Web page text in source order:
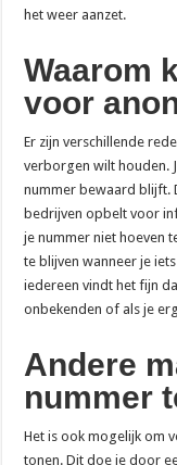
het weer aanzet.
Waarom
voor
Er zijn verschillende
verborgen wilt houden.
nummer bewaard blijft.
bedrijven opbelt voor
je nummer niet hoeven
te blijven wanneer je
iedereen vindt het fijn
onbekenden of als je
Andere
nummer
Het is ook mogelijk om
tonen. Dit doe je door